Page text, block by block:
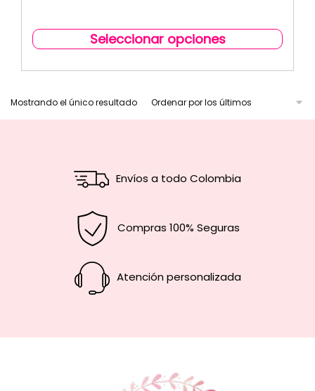
Seleccionar opciones
Mostrando el único resultado
Envíos a todo Colombia
Compras 100% Seguras
Atención personalizada